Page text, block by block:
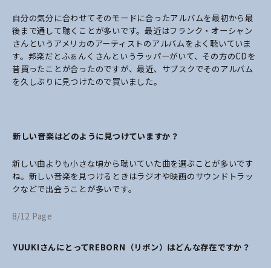
自分の気分に合わせてそのモードに合ったアルバムを最初から最
後まで通して聴くことが多いです。最近はフランク・オーシャン
さんというアメリカのアーティストのアルバムをよく聴いていま
す。邦楽だとふぁんくさんというラッパーがいて、その方のCDを
昔買ったことが合ったのですが、最近、サブスクでそのアルバム
を久しぶりに見つけたので買いました。
――新しい音楽はどのように見つけていますか？
新しい曲よりも小さな頃から聴いていた曲を選ぶことが多いです
ね。新しい音楽を見つけるときはラジオや映画のサウンドトラッ
クなどで出会うことが多いです。
8/12 Page
――YUUKIさんにとってREBORN（リボン）はどんな存在ですか？